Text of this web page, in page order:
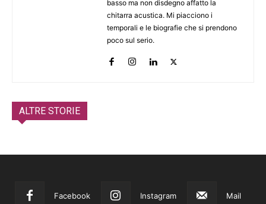
basso ma non disdegno affatto la
chitarra acustica. Mi piacciono i
temporali e le biografie che si prendono
poco sul serio.
ALTRE STORIE
Facebook Instagram Mail